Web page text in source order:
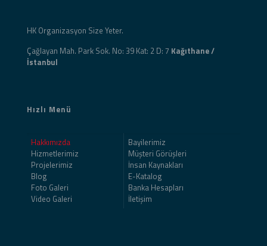
HK Organizasyon Size Yeter.
Çağlayan Mah. Park Sok. No: 39 Kat: 2 D: 7 Kağıthane /
İstanbul
Hızlı Menü
Hakkımızda
Hizmetlerimiz
Projelerimiz
Blog
Foto Galeri
Video Galeri
Bayilerimiz
Müşteri Görüşleri
İnsan Kaynakları
E-Katalog
Banka Hesapları
İletişim